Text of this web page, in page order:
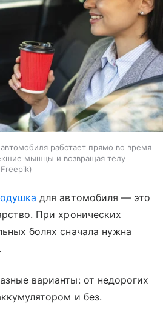
работает прямо во время
мышцы и возвращая телу
Freepik
для автомобиля — это
При хронических
болях сначала нужна
варианты: от недорогих
и без.